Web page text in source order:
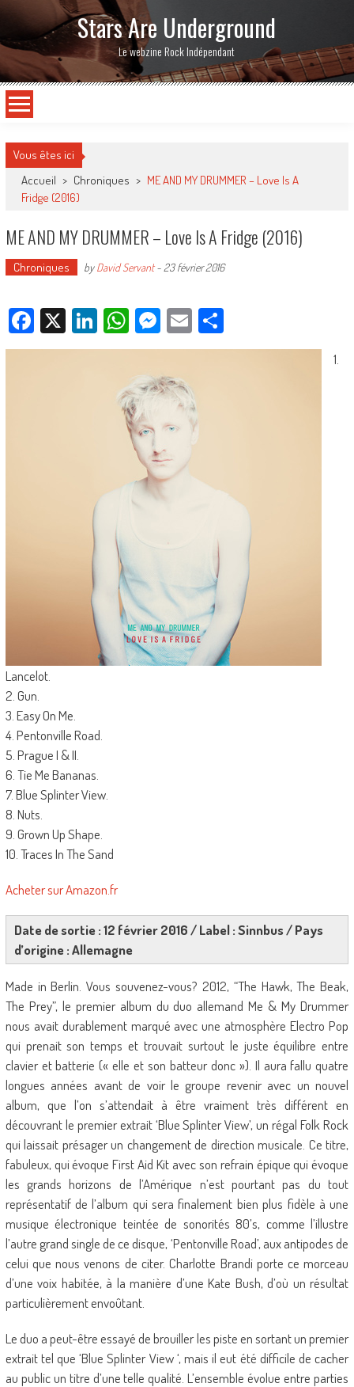
Stars Are Underground
Le webzine Rock Indépendant
Vous êtes ici
Accueil > Chroniques > ME AND MY DRUMMER – Love Is A
Fridge (2016)
ME AND MY DRUMMER – Love Is A Fridge (2016)
Chroniques byDavid Servant- 23 février 2016
Facebook
X LinkedIn
WhatsApp
Messenger
EmailPartager
1.
Lancelot.
2. Gun.
3. Easy On Me.
4. Pentonville Road.
5. Prague I & II.
6. Tie Me Bananas.
7. Blue Splinter View.
8. Nuts.
9. Grown Up Shape.
10. Traces In The Sand
Acheter sur Amazon.fr
Date de sortie : 12 février 2016 / Label : Sinnbus / Pays
d’origine : Allemagne
Made in Berlin. Vous souvenez-vous? 2012, “The Hawk, The Beak,
The Prey”, le premier album du duo allemand Me & My Drummer
nous avait durablement marqué avec une atmosphère Electro Pop
qui prenait son temps et trouvait surtout le juste équilibre entre
clavier et batterie (« elle et son batteur donc »). Il aura fallu quatre
longues années avant de voir le groupe revenir avec un nouvel
album, que l’on s’attendait à être vraiment très différent en
découvrant le premier extrait ‘Blue Splinter View’, un régal Folk Rock
qui laissait présager un changement de direction musicale. Ce titre,
fabuleux, qui évoque First Aid Kit avec son refrain épique qui évoque
les grands horizons de l’Amérique n’est pourtant pas du tout
représentatif de l’album qui sera finalement bien plus fidèle à une
musique électronique teintée de sonorités 80’s, comme l’illustre
l’autre grand single de ce disque, ‘Pentonville Road’, aux antipodes de
celui que nous venons de citer. Charlotte Brandi porte ce morceau
d’une voix habitée, à la manière d’une Kate Bush, d’où un résultat
particulièrement envoûtant.
Le duo a peut-être essayé de brouiller les piste en sortant un premier
extrait tel que ‘Blue Splinter View ‘, mais il eut été difficile de cacher
au public un titre d’une telle qualité. L’ensemble évolue entre parties